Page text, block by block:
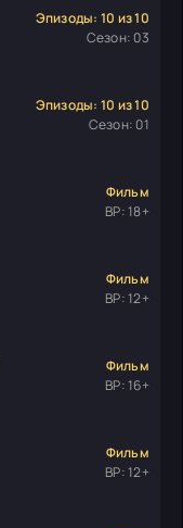
Эпизоды: 10 из 10
Сезон: 03
Эпизоды: 10 из 10
Сезон: 01
Фильм
ВР: 18+
Фильм
ВР: 12+
Фильм
ВР: 16+
Фильм
ВР: 12+